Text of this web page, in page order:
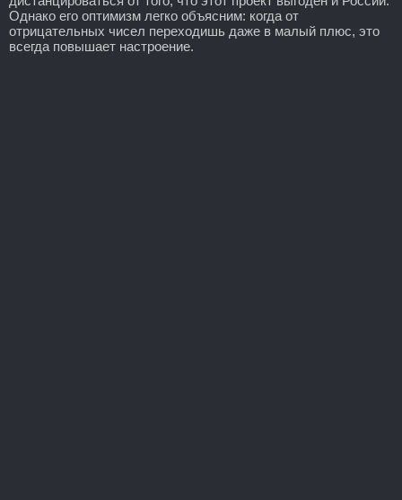
Однако его оптимизм легко объясним: когда от
отрицательных чисел переходишь даже в малый плюс, это
всегда повышает настроение.